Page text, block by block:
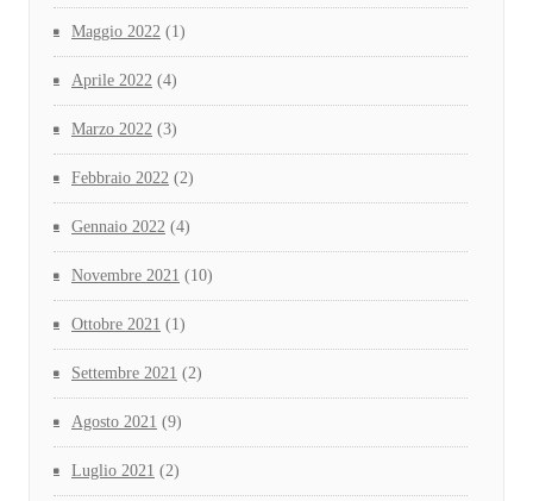
Maggio 2022 (1)
Aprile 2022 (4)
Marzo 2022 (3)
Febbraio 2022 (2)
Gennaio 2022 (4)
Novembre 2021 (10)
Ottobre 2021 (1)
Settembre 2021 (2)
Agosto 2021 (9)
Luglio 2021 (2)